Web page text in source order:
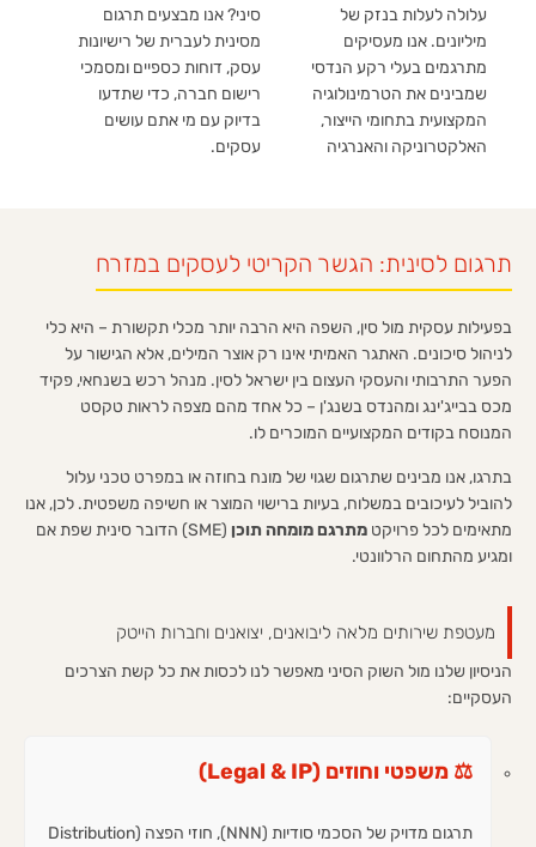
עלולה לעלות בנזק של
מיליונים. אנו מעסיקים
מתרגמים בעלי רקע הנדסי
שמבינים את הטרמינולוגיה
המקצועית בתחומי הייצור,
האלקטרוניקה והאנרגיה
סיני? אנו מבצעים תרגום
מסינית לעברית של רישיונות
עסק, דוחות כספיים ומסמכי
רישום חברה, כדי שתדעו
בדיוק עם מי אתם עושים
עסקים.
תרגום לסינית: הגשר הקריטי לעסקים במזרח
בפעילות עסקית מול סין, השפה היא הרבה יותר מכלי תקשורת – היא כלי
לניהול סיכונים. האתגר האמיתי אינו רק אוצר המילים, אלא הגישור על
הפער התרבותי והעסקי העצום בין ישראל לסין. מנהל רכש בשנחאי, פקיד
מכס בבייג'ינג ומהנדס בשנג'ן – כל אחד מהם מצפה לראות טקסט
המנוסח בקודים המקצועיים המוכרים לו.
בתרגו, אנו מבינים שתרגום שגוי של מונח בחוזה או במפרט טכני עלול
להוביל לעיכובים במשלוח, בעיות ברישוי המוצר או חשיפה משפטית. לכן, אנו
מתאימים לכל פרויקט מתרגם מומחה תוכן
(SME) הדובר סינית שפת אם
ומגיע מהתחום הרלוונטי.
מעטפת שירותים מלאה ליבואנים, יצואנים וחברות הייטק
הניסיון שלנו מול השוק הסיני מאפשר לנו לכסות את כל קשת הצרכים
העסקיים:
⚖️ משפטי וחוזים (Legal & IP)
תרגום מדויק של הסכמי סודיות (NNN), חוזי הפצה (Distribution